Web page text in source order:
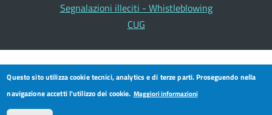
Segnalazioni illeciti - Whistleblowing
CUG
Questo sito utilizza cookie tecnici, analytics e di terze parti. Proseguendo nella
navigazione accetti l'utilizzo dei cookie. Maggiori informazioni